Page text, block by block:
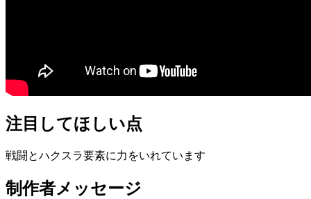
注目してほしい点
戦闘とハクスラ要素に力をいれています
制作者メッセージ